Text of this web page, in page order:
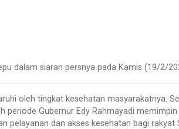
dalam siaran persnya pada Kamis (19/2/
oleh tingkat kesehatan masyarakatnya.
periode Gubernur Edy Rahmayadi
pelayanan dan akses kesehatan bagi rakyat